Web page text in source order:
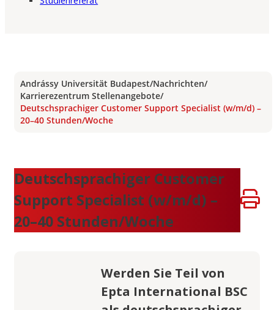
Andrássy Universität Budapest/Nachrichten/
Karrierezentrum Stellenangebote/
Deutschsprachiger Customer Support Specialist (w/m/d) –
20–40 Stunden/Woche
Deutschsprachiger Customer
Support Specialist (w/m/d) –
20–40 Stunden/Woche
Werden Sie Teil von
Epta International BSC